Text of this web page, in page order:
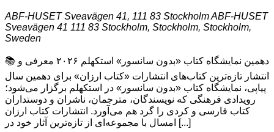
ABF-HUSET Sveavägen 41, 111 83 StockholmABF-HUSET
Sveavägen 41 111 83 Stockholm, Stockholm, Stockholm,
Sweden
📚 دهمین نمایشگاه کتاب «بدون سانسور» استکهلم ۲۰۲۶ معرفی و
انتشار تازه‌ترین کتاب‌های انتشارات «کتاب ارزان» برای دهمین سال
پیاپی، نمایشگاه کتاب «بدون سانسور» در استکهلم برگزار می‌شود؛
رویدادی فرهنگی که نویسندگان، مترجمان، ناشران و دوستداران
کتاب فارسی و کردی را گرد هم می‌آورد. انتشارات کتاب ارزان
امسال با مجموعه‌ای از تازه‌ترین آثار خود در [...]